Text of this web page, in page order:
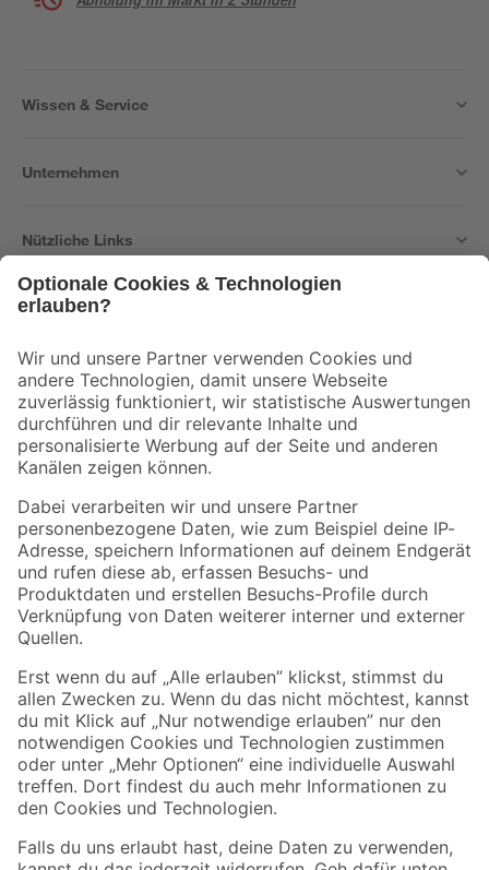
Wissen & Service
Unternehmen
Nützliche Links
Der toom Newsletter: Keine Angebote und Aktionen mehr verpassen!
Zur Newsletter Anmeldung
Folge uns
Zahlungsarten Versandarten
Sicher einkaufen
Jetzt die toom-App herunterladen